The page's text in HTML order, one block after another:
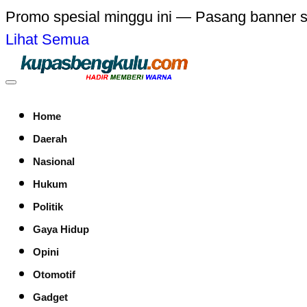
Promo spesial minggu ini — Pasang banner
Lihat Semua
Home
Daerah
Nasional
Hukum
Politik
Gaya Hidup
Opini
Otomotif
Gadget